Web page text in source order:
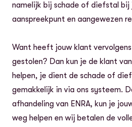
namelijk bij schade of diefstal bij
aanspreekpunt en aangewezen
Want heeft jouw klant
gestolen? Dan kun je de klant
helpen, je dient de schade of
gemakkelijk in via ons systeem.
afhandeling van ENRA, kun je
weg helpen en wij betalen de